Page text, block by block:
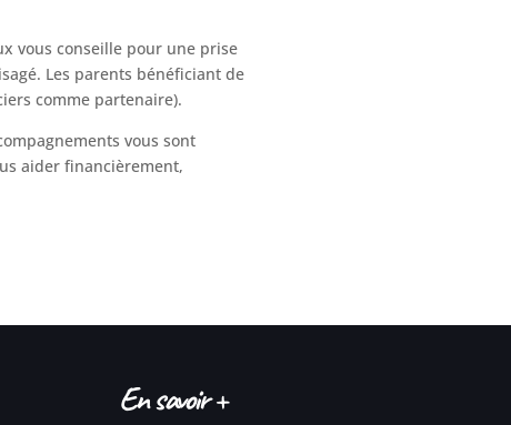
vous conseille pour une prise
Les parents bénéficiant de
comme partenaire).
vous sont
aider financièrement,
En savoir +